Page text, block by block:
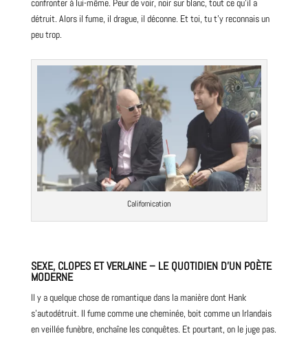
confronter à lui-même. Peur de voir, noir sur blanc, tout ce qu’il a
détruit. Alors il fume, il drague, il déconne. Et toi, tu t’y reconnais un
peu trop.
Californication
SEXE, CLOPES ET VERLAINE – LE QUOTIDIEN D’UN POÈTE
MODERNE
Il y a quelque chose de romantique dans la manière dont Hank
s’autodétruit. Il fume comme une cheminée, boit comme un Irlandais
en veillée funèbre, enchaîne les conquêtes. Et pourtant, on le juge pas.